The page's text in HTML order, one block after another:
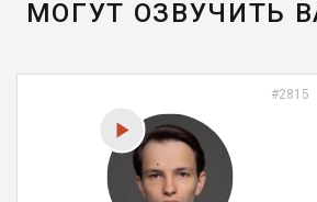
МОГУТ ОЗВУЧИТЬ
#2815